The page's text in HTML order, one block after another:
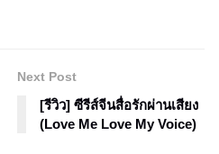
Next Post
[รีวิว] ซีรีส์จีนสื่อรักผ่านเสียง
(Love Me Love My Voice)